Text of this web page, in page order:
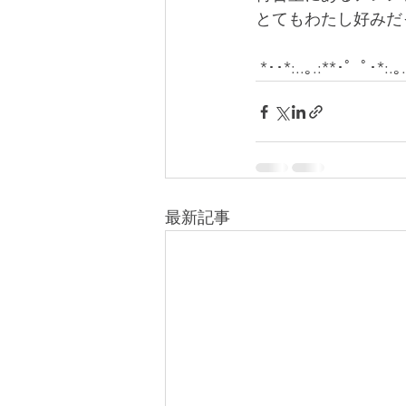
とてもわたし好みだ
*･･*:..｡.:**･゜ﾟ･*:.
最新記事